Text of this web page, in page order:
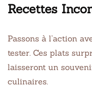
Recettes
Passons à l’action
tester. Ces plats
laisseront un
culinaires.